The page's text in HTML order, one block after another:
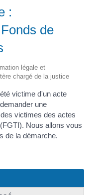
:
de
légale et
chargé de la justice
victime d'un acte
une
victimes des actes
Nous allons vous
de la démarche.